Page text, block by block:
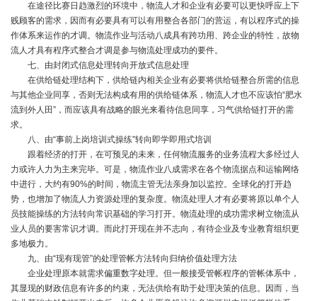
在途径比赛日趋激烈的环境中，物流人才和企业有必要可以更快呼应上下
贱顾客的需求，因而有必要具有可以有用整合各部门的营运，有以程序式的操
作体系来运作的才调。物流作业与活动八成具有跨功用、跨企业的特性，故物
流人才具有程序式整合才调是参与物流处理成功的要件。
七、由封闭式信息处理转向开放式信息处理
在供给链处理结构下，供给链内相关企业有必要将供给链整合所需的信息
与其他企业同享，否则无法构成有用的供给链体系，物流人才也不应该怕“肥水
流到外人田”，而应该具有战略的眼光来看待信息同享，习气供给链打开的需
求。
八、由“事前上岗培训式操练”转向即学即用式培训
跟着经济的打开，在可预见的未来，任何物流服务的业务流程大多经过人
力或许人力为主来完毕。可是，物流作业八成需求在各个物流据点和运输网络
中进行，大约有90%的时间，物流主管无法亲身加以监控。全球化的打开趋
势，也增加了物流人力资源处理的复杂度。物流处理人才有必要将原以单个人
员技能操练的方法转向常识基础的学习打开。物流处理的成功需求树立物流从
业人员的要害常识才调。而此打开现在并不志向，有待企业及专业教育组织更
多地极力。
九、由“现有现管”的处理管帐方法转向归纳价值处理方法
企业处理原本就需求偏重数字处理。但一般接受管帐程序的管帐体系中，
其显现的财政信息有许多的约束，无法供给有助于处理决策的信息。因而，当